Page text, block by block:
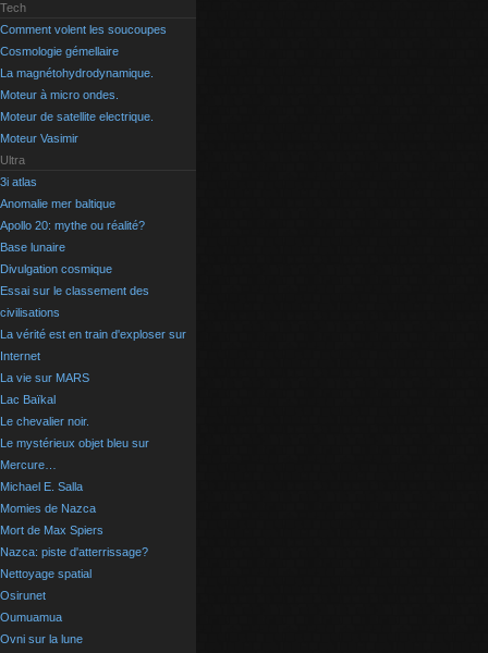
Tech
Comment volent les soucoupes
Cosmologie gémellaire
La magnétohydrodynamique.
Moteur à micro ondes.
Moteur de satellite electrique.
Moteur Vasimir
Ultra
3i atlas
Anomalie mer baltique
Apollo 20: mythe ou réalité?
Base lunaire
Divulgation cosmique
Essai sur le classement des
civilisations
La vérité est en train d'exploser sur
Internet
La vie sur MARS
Lac Baïkal
Le chevalier noir.
Le mystérieux objet bleu sur
Mercure…
Michael E. Salla
Momies de Nazca
Mort de Max Spiers
Nazca: piste d'atterrissage?
Nettoyage spatial
Osirunet
Oumuamua
Ovni sur la lune